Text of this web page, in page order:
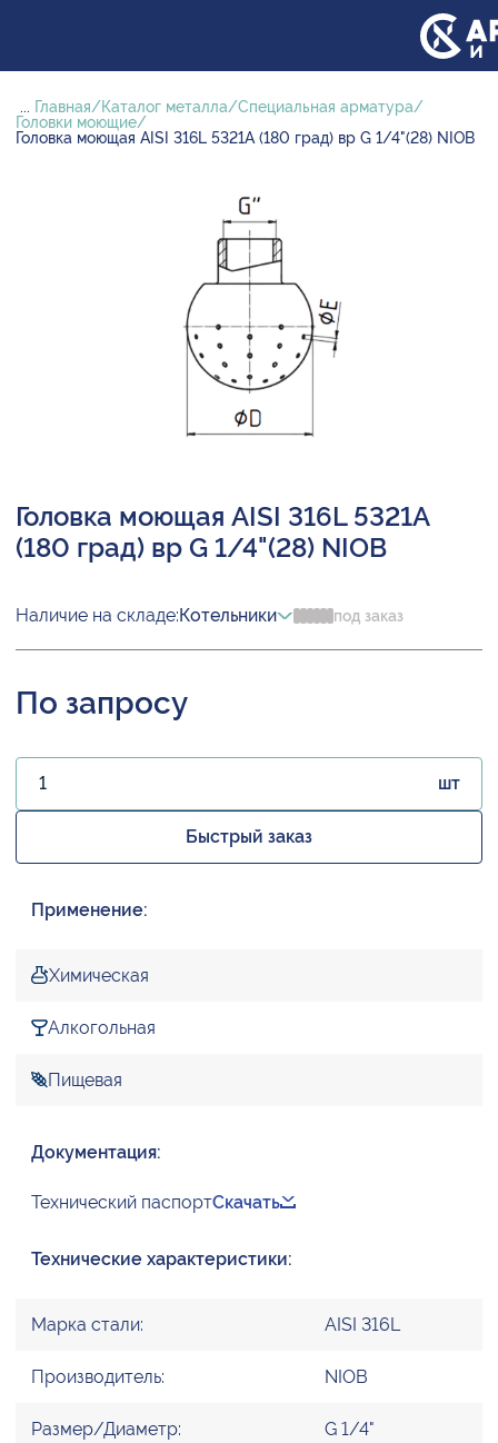
... Главная Каталог металла
Специальная арматура
Головки моющие
Головка моющая AISI 316L 5321A (180 град) вр G 1/4"(28) NIOB
Головка моющая AISI 316L 5321A
(180 град) вр G 1/4"(28) NIOB
Наличие на складе:Котельники под заказ
По запросу
шт
Быстрый заказ
Применение:
Химическая
Алкогольная
Пищевая
Документация:
Технический паспортСкачать
Технические характеристики:
Марка стали: AISI 316L
Производитель: NIOB
Размер/Диаметр: G 1/4"